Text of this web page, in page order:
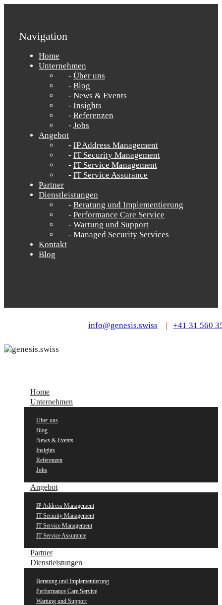
Navigation
Home
Unternehmen
Über uns
Blog
News & Events
Insights
Referenzen
Jobs
Angebot
IP Address Management
IT Security Management
IT Service Management
IT Service Assurance
Partner
Dienstleistungen
Beratung und Implementierung
Performance Care Service
Wartung und Support
Managed Security Services
Kontakt
Blog
info@genesis.swiss | +41 31 560
Home
Unternehmen
Über uns
Blog
News & Events
Insights
Referenzen
Jobs
Angebot
IP Address Management
IT Security Management
IT Service Management
IT Service Assurance
Partner
Dienstleistungen
Beratung und Implementierung
Performance Care Service
Wartung und Support